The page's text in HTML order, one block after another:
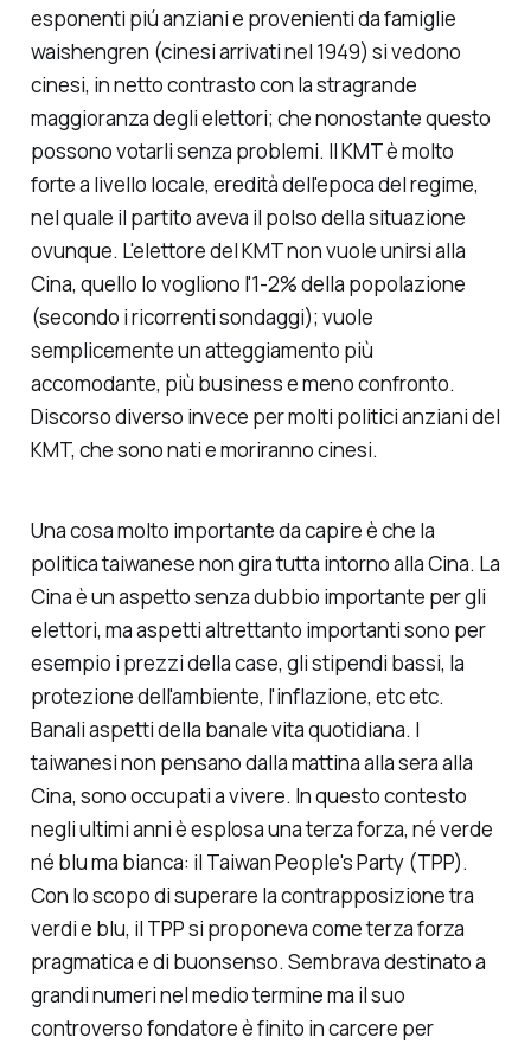
esponenti piú anziani e provenienti da famiglie
waishengren (cinesi arrivati nel 1949) si vedono
cinesi, in netto contrasto con la stragrande
maggioranza degli elettori; che nonostante questo
possono votarli senza problemi. Il KMT è molto
forte a livello locale, eredità dell'epoca del regime,
nel quale il partito aveva il polso della situazione
ovunque. L'elettore del KMT non vuole unirsi alla
Cina, quello lo vogliono l'1-2% della popolazione
(secondo i ricorrenti sondaggi); vuole
semplicemente un atteggiamento più
accomodante, più business e meno confronto.
Discorso diverso invece per molti politici anziani del
KMT, che sono nati e moriranno cinesi.
Una cosa molto importante da capire è che la
politica taiwanese non gira tutta intorno alla Cina. La
Cina è un aspetto senza dubbio importante per gli
elettori, ma aspetti altrettanto importanti sono per
esempio i prezzi della case, gli stipendi bassi, la
protezione dell'ambiente, l'inflazione, etc etc.
Banali aspetti della banale vita quotidiana. I
taiwanesi non pensano dalla mattina alla sera alla
Cina, sono occupati a vivere. In questo contesto
negli ultimi anni è esplosa una terza forza, né verde
né blu ma bianca: il Taiwan People's Party (TPP).
Con lo scopo di superare la contrapposizione tra
verdi e blu, il TPP si proponeva come terza forza
pragmatica e di buonsenso. Sembrava destinato a
grandi numeri nel medio termine ma il suo
controverso fondatore è finito in carcere per